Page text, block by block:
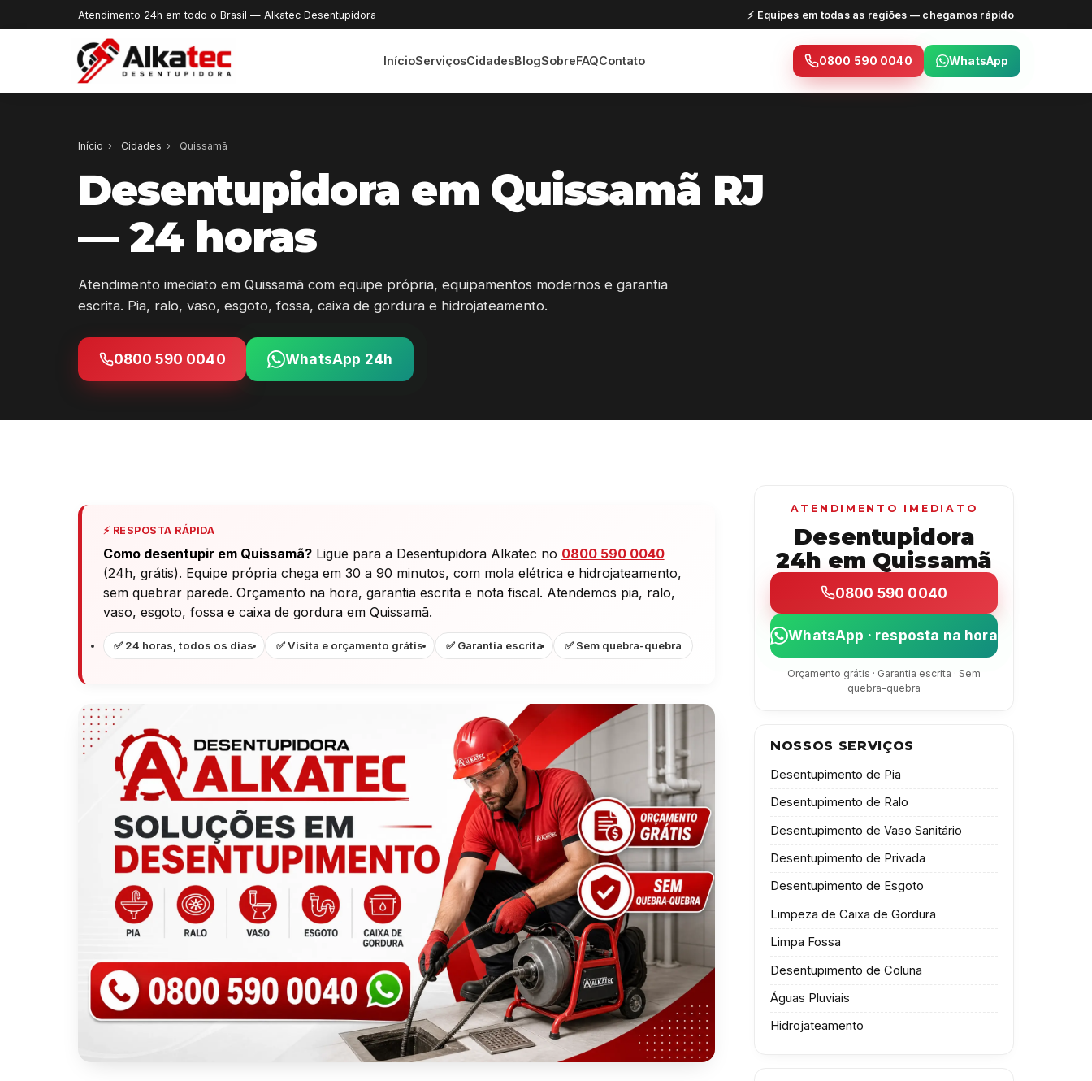
Atendimento 24h em todo o Brasil — Alkatec Desentupidora ⚡ Equipes em todas as regiões — chegamos rápido
InícioServiçosCidadesBlogSobreFAQContato 0800 590 0040 WhatsApp
Início › Cidades › Quissamã
Desentupidora em Quissamã RJ
— 24 horas
Atendimento imediato em Quissamã com equipe própria, equipamentos modernos e garantia
escrita. Pia, ralo, vaso, esgoto, fossa, caixa de gordura e hidrojateamento.
0800 590 0040 WhatsApp 24h
⚡ RESPOSTA RÁPIDA
Como desentupir em Quissamã?Ligue para a Desentupidora Alkatec no 0800 590 0040
(24h, grátis). Equipe própria chega em 30 a 90 minutos, com mola elétrica e hidrojateamento,
sem quebrar parede. Orçamento na hora, garantia escrita e nota fiscal. Atendemos pia, ralo,
vaso, esgoto, fossa e caixa de gordura em Quissamã.
✅ 24 horas, todos os dias ✅ Visita e orçamento grátis ✅ Garantia escrita ✅ Sem quebra-quebra
ATENDIMENTO IMEDIATO
Desentupidora
24h em Quissamã
0800 590 0040
WhatsApp · resposta na hora
Orçamento grátis · Garantia escrita · Sem
quebra-quebra
NOSSOS SERVIÇOS
Desentupimento de Pia
Desentupimento de Ralo
Desentupimento de Vaso Sanitário
Desentupimento de Privada
Desentupimento de Esgoto
Limpeza de Caixa de Gordura
Limpa Fossa
Desentupimento de Coluna
Águas Pluviais
Hidrojateamento